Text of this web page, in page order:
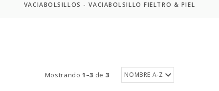
VACIABOLSILLOS - VACIABOLSILLO FIELTRO & PIEL
Mostrando 1–3 de 3 NOMBRE A-Z